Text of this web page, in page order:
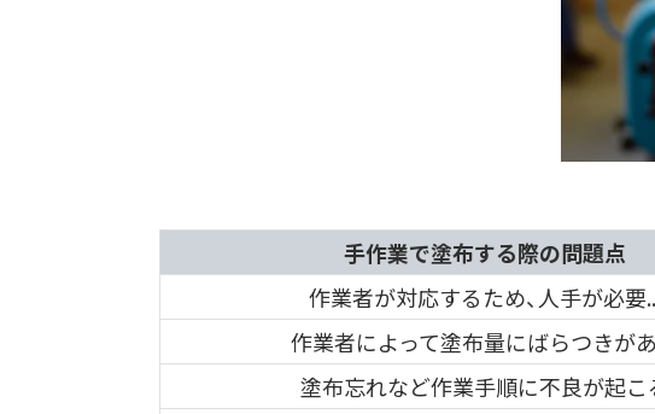
手作業で塗布する際の問題点
作業者が対応するため、人手が必要
作業者によって塗布量にばらつきが
塗布忘れなど作業手順に不良が起こ